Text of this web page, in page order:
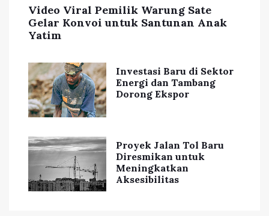
Video Viral Pemilik Warung Sate
Gelar Konvoi untuk Santunan Anak
Yatim
Investasi Baru di Sektor
Energi dan Tambang
Dorong Ekspor
Proyek Jalan Tol Baru
Diresmikan untuk
Meningkatkan
Aksesibilitas